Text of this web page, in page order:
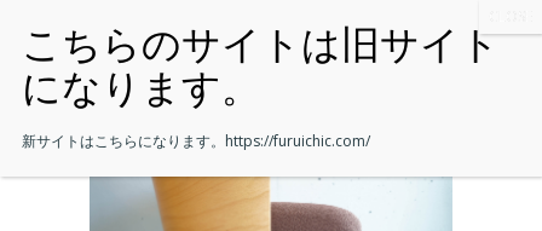
新サイトはこちらになります。 https://furuichic.com/